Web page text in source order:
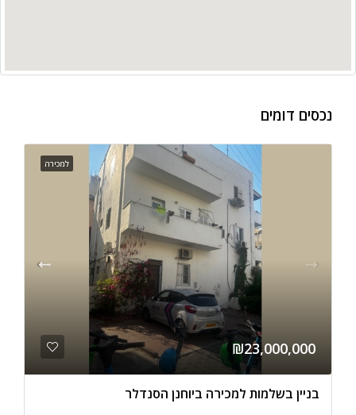
נכסים דומים
למכירה
₪23,000,000
בניין בשלמות למכירה ביוחנן הסנדלר